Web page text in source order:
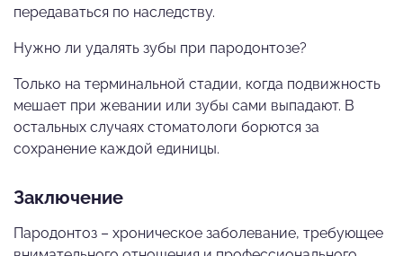
передаваться по наследству.
Нужно ли удалять зубы при пародонтозе?
Только на терминальной стадии, когда подвижность
мешает при жевании или зубы сами выпадают. В
остальных случаях стоматологи борются за
сохранение каждой единицы.
Заключение
Пародонтоз – хроническое заболевание, требующее